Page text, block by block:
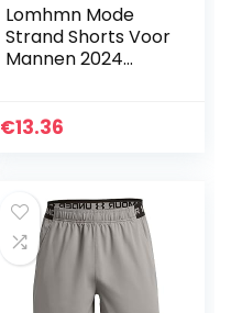
Lomhmn Mode
Strand Shorts Voor
Mannen 2024
Size Broek Pocket
Punten Shorts
Strand Broek Mens
Mode Board Shorts
€13.36